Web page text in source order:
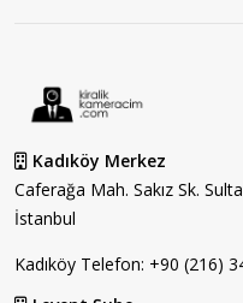
Kadıköy Merkez
Caferağa Mah. Sakız Sk.
İstanbul
Kadıköy Telefon: +90 (216)